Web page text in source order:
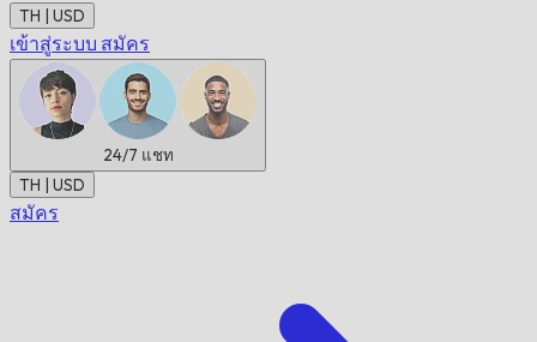
TH | USD
เข้าสู่ระบบ สมัคร
24/7 แชท
TH | USD
สมัคร